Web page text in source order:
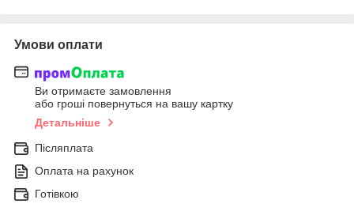
Умови оплати
Ви отримаєте замовлення
або гроші повернуться на вашу картку
Детальніше
Післяплата
Оплата на рахунок
Готівкою